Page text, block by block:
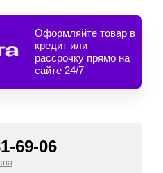
Оформляйте товар в
кредит или
рассрочку прямо на
сайте 24/7
69-06